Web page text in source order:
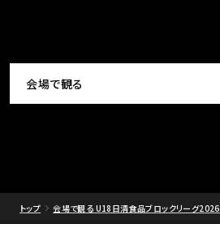
会場で観る
トップ 会場で観る U18日清食品ブロックリーグ2026